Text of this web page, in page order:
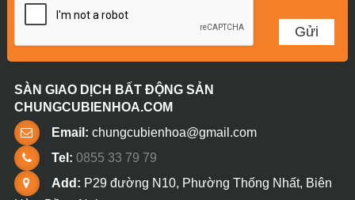
SÀN GIAO DỊCH BẤT ĐỘNG SẢN
CHUNGCUBIENHOA.COM
Email: chungcubienhoa@gmail.com
Tel: 0855 33 79 79
Add: P29 đường N10, Phường Thống Nhất, Biên